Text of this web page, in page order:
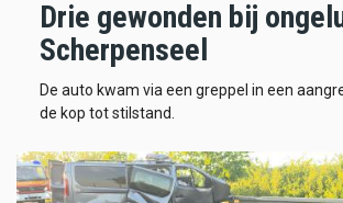
Drie gewonden bij
Scherpenseel
De auto kwam via een greppel in een
de kop tot stilstand.